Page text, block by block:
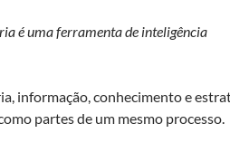
é uma ferramenta de inteligência
informação, conhecimento e
partes de um mesmo processo.